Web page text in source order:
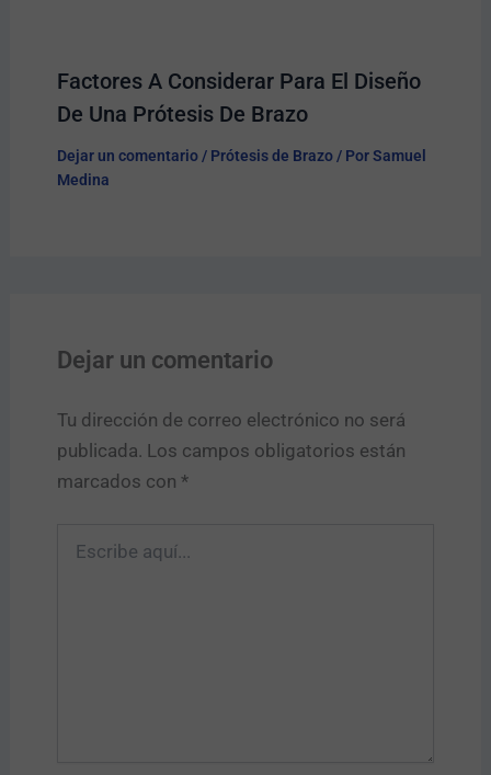
Factores A Considerar Para El Diseño
De Una Prótesis De Brazo
Dejar un comentario / Prótesis de Brazo/ PorSamuel
Medina
Dejar un comentario
Tu dirección de correo electrónico no será
publicada. Los campos obligatorios están
marcados con *
aquí...